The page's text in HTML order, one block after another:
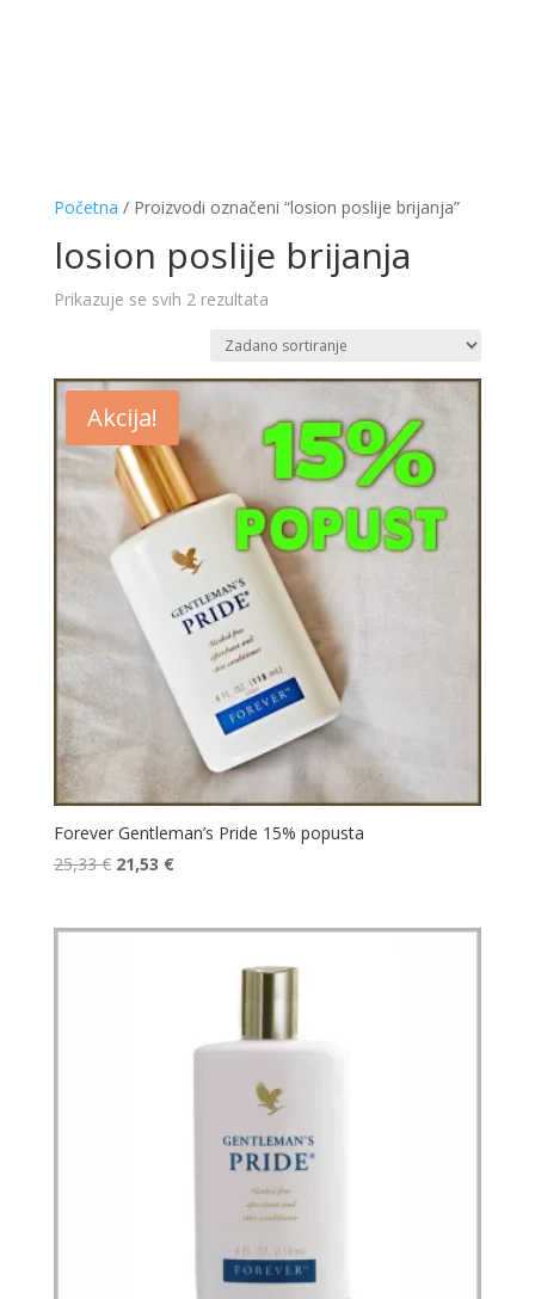
Početna / Proizvodi označeni “losion poslije brijanja”
losion poslije brijanja
Prikazuje se svih 2 rezultata
Akcija!
Forever Gentleman’s Pride 15% popusta
25,33€ Izvorna
21,53 €Trenutna